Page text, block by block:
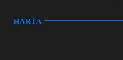
HARTA